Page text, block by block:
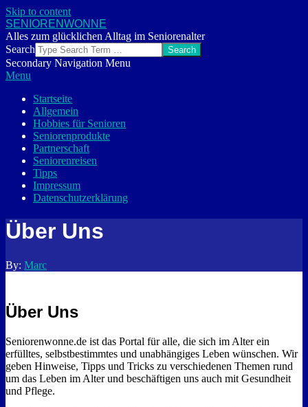
Skip to content
SENIORENWONNE
Alles zum glücklichen Alltag im Seniorenalter
Search
Secondary Navigation Menu
Menu
Startseite
Allgemein
Hobbies für Senioren
Seniorenprodukte
Partnerschaft
Seniorenreisen
Tipps
Impressum
Datenschutzerklärung
Über Uns
By: Marc
Über Uns
Seniorenwonne.de ist das Portal für alle, die sich im Alter ein
erfülltes, selbstbestimmtes und unabhängiges Leben wünschen. Wir
geben Hinweise, Tipps und Tricks zu verschiedenen Themen rund
um das Leben im Alter und beschäftigen uns auch mit Gesundheit
und Pflege.